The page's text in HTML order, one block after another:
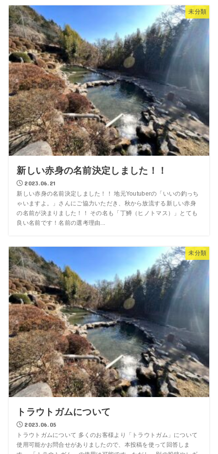
未分類
新しい赤身の名前決定しました！！
2023.06.21
新しい赤身の名前決定しました！！ 地元Youtuberの「いいの釣っち
ゃいますよ。」さんにご協力いただき、秋から放流する新しい赤身
の名前が決まりました！！ その名も「丁鱒（ヒノトマス）」とても
良い名前です！名前の選考理由...
未分類
トラウトガムについて
2023.06.05
トラウトガムについて 多くのお客様より「トラウトガム」について
使用可能かお問合せがありましたので、本投稿を使って回答しま